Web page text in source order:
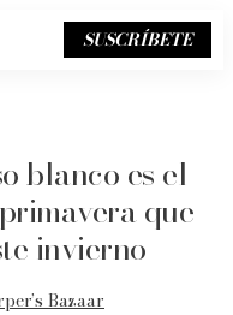
SUSCRÍBETE
blanco es el
que
invierno
Bazaar